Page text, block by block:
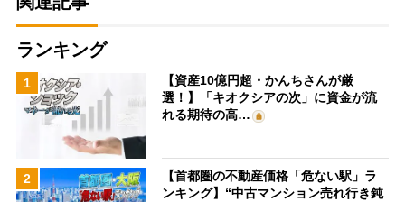
ランキング
1
【資産10億円超・かんちさんが厳
選！】「キオクシアの次」に資金が流
れる期待の高…
2
【首都圏の不動産価格「危ない駅」ラ
ンキング】“中古マンション売れ行き鈍